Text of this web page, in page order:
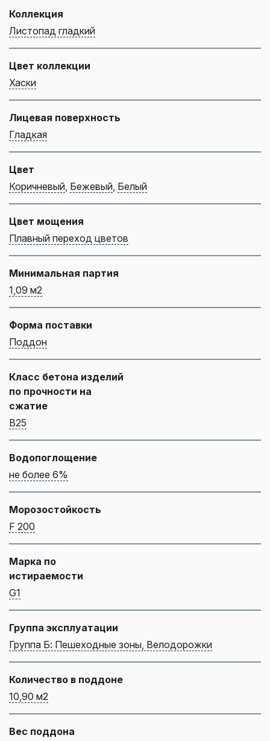
Коллекция
Листопад гладкий
Цвет коллекции
Хаски
Лицевая поверхность
Гладкая
Цвет
Коричневый Бежевый Белый
Цвет мощения
Плавный переход цветов
Минимальная партия
1,09 м2
Форма поставки
Поддон
Класс бетона изделий
по прочности на
сжатие
B25
Водопоглощение
не более 6%
Морозостойкость
F 200
Марка по
истираемости
G1
Группа эксплуатации
Группа Б: Пешеходные зоны, Велодорожки
Количество в поддоне
10,90 м2
Вес поддона